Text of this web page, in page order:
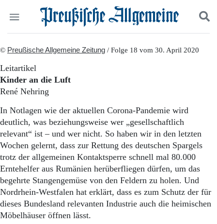
Start
Wer wir sind
Aktuelle Ausgabe
Politik
Geschichte
Ostpreußen
Pommern
Berlin-Brandenburg
Schlesien
Danzig und Westpreußen
Bücher
Suchen und finden
© Preußische Allgemeine Zeitung / Folge 18 vom 30. April 2020
Leitartikel
Kinder an die Luft
René Nehring
In Notlagen wie der aktuellen Corona-Pandemie wird
deutlich, was beziehungsweise wer „gesellschaftlich
relevant“ ist – und wer nicht. So haben wir in den letzten
Wochen gelernt, dass zur Rettung des deutschen Spargels
trotz der allgemeinen Kontaktsperre schnell mal 80.000
Erntehelfer aus Rumänien herüberfliegen dürfen, um das
begehrte Stangengemüse von den Feldern zu holen. Und
Nordrhein-Westfalen hat erklärt, dass es zum Schutz der für
dieses Bundesland relevanten Industrie auch die heimischen
Möbelhäuser öffnen lässt.